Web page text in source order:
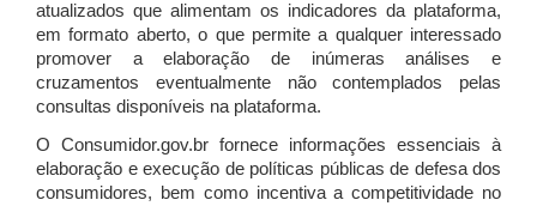
atualizados que alimentam os indicadores da plataforma,
em formato aberto, o que permite a qualquer interessado
promover a elaboração de inúmeras análises e
cruzamentos eventualmente não contemplados pelas
consultas disponíveis na plataforma.
O Consumidor.gov.br fornece informações essenciais à
elaboração e execução de políticas públicas de defesa dos
consumidores, bem como incentiva a competitividade no